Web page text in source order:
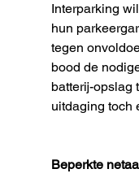
Interparking
hun
tegen
bood de
batterij-opslag
uitdaging toch
Beperkte